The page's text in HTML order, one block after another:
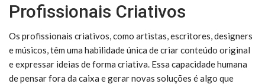
Profissionais Criativos
Os profissionais criativos, como artistas, escritores, designers
e músicos, têm uma habilidade única de criar conteúdo original
e expressar ideias de forma criativa. Essa capacidade humana
de pensar fora da caixa e gerar novas soluções é algo que